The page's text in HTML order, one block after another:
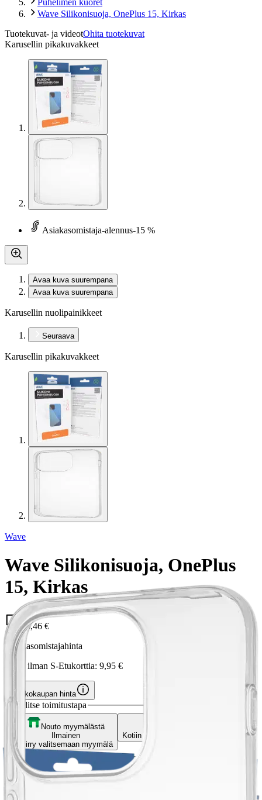
Wave Silikonisuoja, OnePlus 15, Kirkas
Tuotekuvat- ja videotOhita tuotekuvat
Karusellin pikakuvakkeet
Asiakasomistaja-alennus-15 %
Avaa kuva suurempana
Avaa kuva suurempana
Karusellin nuolipainikkeet
Seuraava
Karusellin pikakuvakkeet
Wave
Wave Silikonisuoja, OnePlus
15, Kirkas
8,46 €
Asiakasomistajahinta
Hinta ilman S-Etukorttia: 9,95 €
Verkkokaupan hinta
Valitse toimitustapa
Nouto myymälästä
Ilmainen
Siirry valitsemaan myymälä
Kotiin tai noutopisteeseen
Ilmainen toimitus yli 100 €:n tilauksille